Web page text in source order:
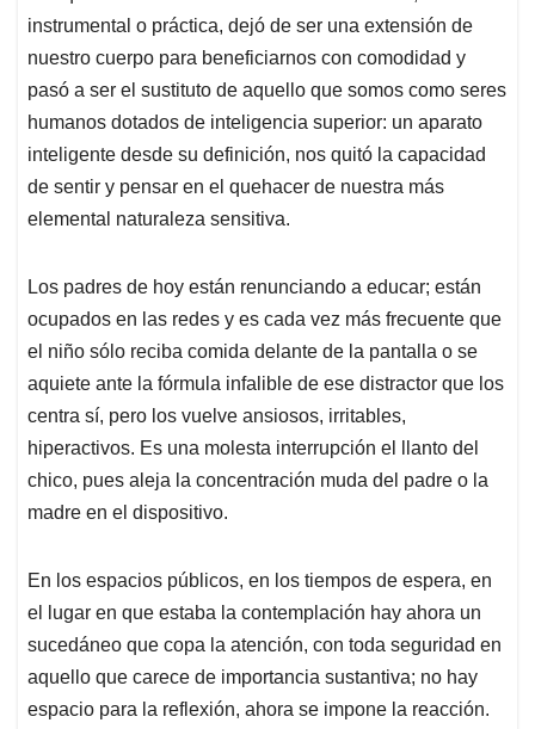
instrumental o práctica, dejó de ser una extensión de
nuestro cuerpo para beneficiarnos con comodidad y
pasó a ser el sustituto de aquello que somos como seres
humanos dotados de inteligencia superior: un aparato
inteligente desde su definición, nos quitó la capacidad
de sentir y pensar en el quehacer de nuestra más
elemental naturaleza sensitiva.
Los padres de hoy están renunciando a educar; están
ocupados en las redes y es cada vez más frecuente que
el niño sólo reciba comida delante de la pantalla o se
aquiete ante la fórmula infalible de ese distractor que los
centra sí, pero los vuelve ansiosos, irritables,
hiperactivos. Es una molesta interrupción el llanto del
chico, pues aleja la concentración muda del padre o la
madre en el dispositivo.
En los espacios públicos, en los tiempos de espera, en
el lugar en que estaba la contemplación hay ahora un
sucedáneo que copa la atención, con toda seguridad en
aquello que carece de importancia sustantiva; no hay
espacio para la reflexión, ahora se impone la reacción.